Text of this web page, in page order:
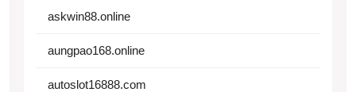
askwin88.online
aungpao168.online
autoslot16888.com